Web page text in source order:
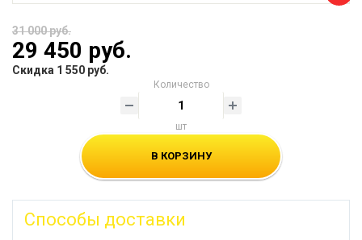
31 000 руб.
29 450 руб.
Скидка 1 550 руб.
Количество
шт
В КОРЗИНУ
Способы доставки